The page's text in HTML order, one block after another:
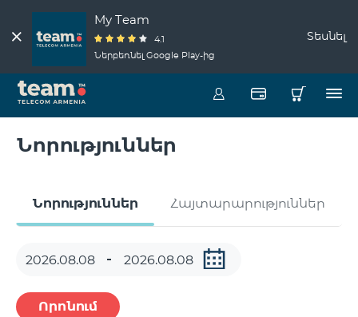
My Team
4.1
Ներբեռնել Google Play-ից
Տեսնել
Նորություններ
Նորություններ Հայտարարություններ
Որոնում